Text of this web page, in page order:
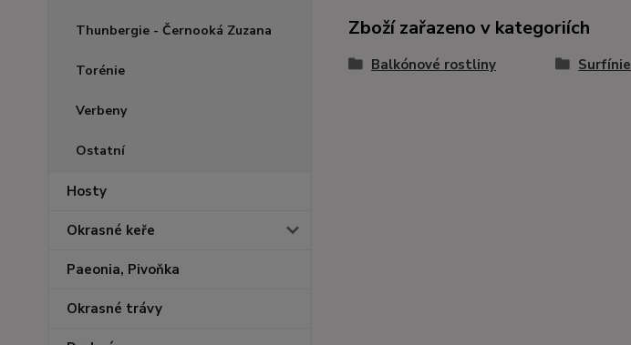
Thunbergie - Černooká Zuzana
Torénie
Verbeny
Ostatní
Hosty
Okrasné keře
Paeonia, Pivoňka
Okrasné trávy
Zboží zařazeno v kategoriích
Balkónové rostliny Surfínie